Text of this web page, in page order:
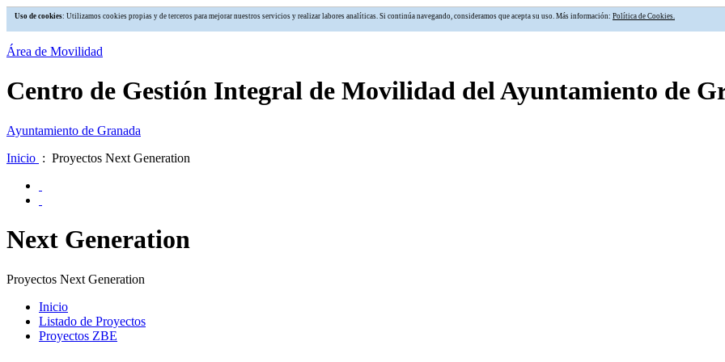
Uso de cookies: Utilizamos cookies propias y de terceros para mejorar nuestros servicios y realizar labores analíticas. Si continúa navegando, consideramos que acepta su uso. Más información: Política de Cookies.
Área de Movilidad
Centro de Gestión Integral de Movilidad del Ayuntamiento de
Ayuntamiento de Granada
Inicio : Proyectos Next Generation
Next Generation
Proyectos Next Generation
Inicio
Listado de Proyectos
Proyectos ZBE